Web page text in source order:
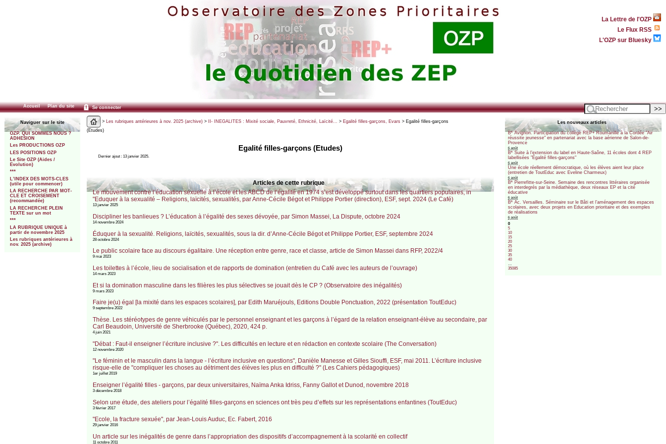
La Lettre de l'OZP
Le Flux RSS
L'OZP sur Bluesky
Accueil Plan du site Se connecter
Naviguer sur le site
OZP. QUI SOMMES NOUS ?
ADHESION
Les PRODUCTIONS OZP
LES POSITIONS OZP
Le Site OZP (Aides /
Evolution)
***
L’INDEX DES MOTS-CLES
(utile pour commencer)
LA RECHERCHE PAR MOT-
CLE ET CROISEMENT
(recommandée)
LA RECHERCHE PLEIN
TEXTE sur un mot
***
LA RUBRIQUE UNIQUE à
partir de novembre 2025
Les rubriques antérieures à
nov. 2025 (archive)
> Les rubriques antérieures à nov. 2025 (archive)> II- INEGALITES : Mixité sociale, Pauvreté, Ethnicité, Laïcité... > Egalité filles-garçons, Evars> Egalité filles-garçons
(Etudes)
Egalité filles-garçons (Etudes)
Dernier ajout : 13 janvier 2025.
Articles de cette rubrique
Le mouvement contre l’éducation sexuelle à l’école et les ABCD de l’égalité en 1974 s’est développé surtout dans les quartiers populaires, in
"Eduquer à la sexualité – Religions, laïcités, sexualités, par Anne-Cécile Bégot et Philippe Portier (direction), ESF, sept. 2024 (Le Café)
13 janvier 2025
Discipliner les banlieues ? L’éducation à l’égalité des sexes dévoyée, par Simon Massei, La Dispute, octobre 2024
14 novembre 2024
Éduquer à la sexualité. Religions, laïcités, sexualités, sous la dir. d’Anne-Cécile Bégot et Philippe Portier, ESF, septembre 2024
28 octobre 2024
Le public scolaire face au discours égalitaire. Une réception entre genre, race et classe, article de Simon Massei dans RFP, 2022/4
9 mai 2023
Les toilettes à l’école, lieu de socialisation et de rapports de domination (entretien du Café avec les auteurs de l’ouvrage)
14 mars 2023
Et si la domination masculine dans les filières les plus sélectives se jouait dès le CP ? (Observatoire des inégalités)
9 mars 2023
Faire je(u) égal [la mixité dans les espaces scolaires], par Edith Maruéjouls, Editions Double Ponctuation, 2022 (présentation ToutEduc)
9 septembre 2022
Thèse. Les stéréotypes de genre véhiculés par le personnel enseignant et les garçons à l’égard de la relation enseignant-élève au secondaire, par
Carl Beaudoin, Université de Sherbrooke (Québec), 2020, 424 p.
4 juin 2021
"Débat : Faut-il enseigner l’écriture inclusive ?". Les difficultés en lecture et en rédaction en contexte scolaire (The Conversation)
12 novembre 2020
"Le féminin et le masculin dans la langue - l’écriture inclusive en questions", Danièle Manesse et Gilles Siouffi, ESF, mai 2011. L’écriture inclusive
risque-elle de "compliquer les choses au détriment des élèves les plus en difficulté ?" (Les Cahiers pédagogiques)
1er juillet 2019
Enseigner l’égalité filles - garçons, par deux universitaires, Naïma Anka Idriss, Fanny Gallot et Dunod, novembre 2018
3 décembre 2018
Selon une étude, des ateliers pour l’égalité filles-garçons en sciences ont très peu d’effets sur les représentations enfantines (ToutEduc)
3 février 2017
"Ecole, la fracture sexuée", par Jean-Louis Auduc, Ec. Fabert, 2016
29 janvier 2016
Un article sur les inégalités de genre dans l’appropriation des dispositifs d’accompagnement à la scolarité en collectif
11 octobre 2011
Les nouveaux articles
B* Avignon. Participation du collège REP+ Roumanille à la Cordée "Air
réussite jeunesse" en partenariat avec la base aérienne de Salon-de-
Provence
6 août
B* Suite à l’extension du label en Haute-Saône, 11 écoles dont 4 REP
labellisées "Égalité filles-garçons"
6 août
Une école réellement démocratique, où les élèves aient leur place
(entretien de ToutEduc avec Eveline Charmeux)
6 août
B* Pierrefitte-sur-Seine. Semaine des rencontres littéraires organisée
en interdegrés par la médiathèque, deux réseaux EP et la cité
éducative
6 août
B* Ac. Versailles. Séminaire sur le Bâti et l’aménagement des espaces
scolaires, avec deux projets en Education prioritaire et des exemples
de réalisations
6 août
0
5
10
15
20
25
30
35
40
35085